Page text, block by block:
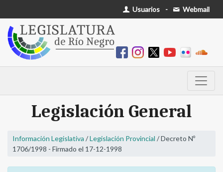
Usuarios - Webmail
Legislación General
Información Legislativa /Legislación Provincial / Decreto Nº
1706/1998 - Firmado el 17-12-1998